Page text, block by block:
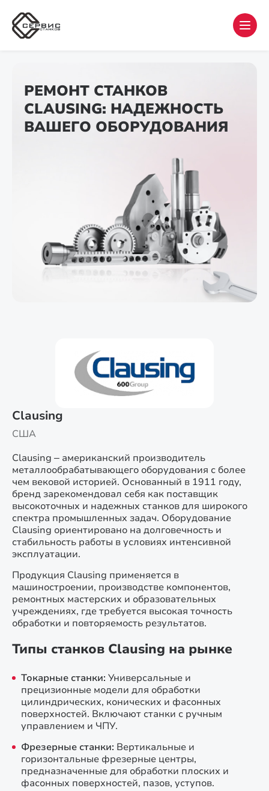
РЕМОНТ СТАНКОВ
CLAUSING: НАДЕЖНОСТЬ
ВАШЕГО ОБОРУДОВАНИЯ
Clausing
США
Clausing – американский производитель
металлообрабатывающего оборудования с более
чем вековой историей. Основанный в 1911 году,
бренд зарекомендовал себя как поставщик
высокоточных и надежных станков для широкого
спектра промышленных задач. Оборудование
Clausing ориентировано на долговечность и
стабильность работы в условиях интенсивной
эксплуатации.
Продукция Clausing применяется в
машиностроении, производстве компонентов,
ремонтных мастерских и образовательных
учреждениях, где требуется высокая точность
обработки и повторяемость результатов.
Типы станков Clausing на рынке
Токарные станки: Универсальные и
прецизионные модели для обработки
цилиндрических, конических и фасонных
поверхностей. Включают станки с ручным
управлением и ЧПУ.
Фрезерные станки: Вертикальные и
горизонтальные фрезерные центры,
предназначенные для обработки плоских и
фасонных поверхностей, пазов, уступов.